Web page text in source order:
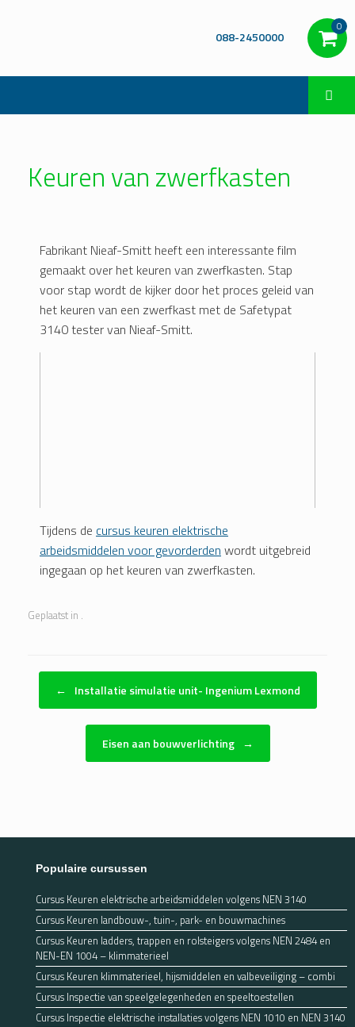
088-2450000
0
Keuren van zwerfkasten
Fabrikant Nieaf-Smitt heeft een interessante film
gemaakt over het keuren van zwerfkasten. Stap
voor stap wordt de kijker door het proces geleid van
het keuren van een zwerfkast met de Safetypat
3140 tester van Nieaf-Smitt.
Tijdens de cursus keuren elektrische
arbeidsmiddelen voor gevorderden wordt uitgebreid
ingegaan op het keuren van zwerfkasten.
Geplaatst in .
Bericht navigatie
← Installatie simulatie unit- Ingenium Lexmond
Eisen aan bouwverlichting →
Populaire cursussen
Cursus Keuren elektrische arbeidsmiddelen volgens NEN 3140
Cursus Keuren landbouw-, tuin-, park- en bouwmachines
Cursus Keuren ladders, trappen en rolsteigers volgens NEN 2484 en
NEN-EN 1004 – klimmaterieel
Cursus Keuren klimmaterieel, hijsmiddelen en valbeveiliging – combi
Cursus Inspectie van speelgelegenheden en speeltoestellen
Cursus Inspectie elektrische installaties volgens NEN 1010 en NEN 3140